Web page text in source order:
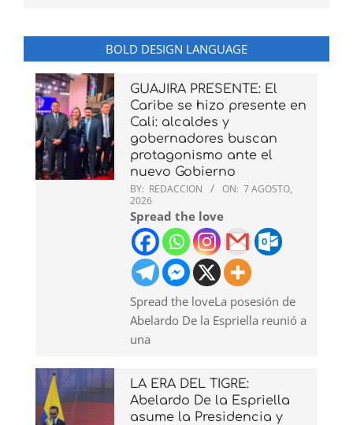
BOLD DESIGN LANGUAGE
GUAJIRA PRESENTE: El
Caribe se hizo presente en
Cali: alcaldes y
gobernadores buscan
protagonismo ante el
nuevo Gobierno
BY: REDACCION ON: 7 AGOSTO,
2026
Spread the love
Spread the loveLa posesión de
Abelardo De la Espriella reunió a
una
LA ERA DEL TIGRE:
Abelardo De la Espriella
asume la Presidencia y